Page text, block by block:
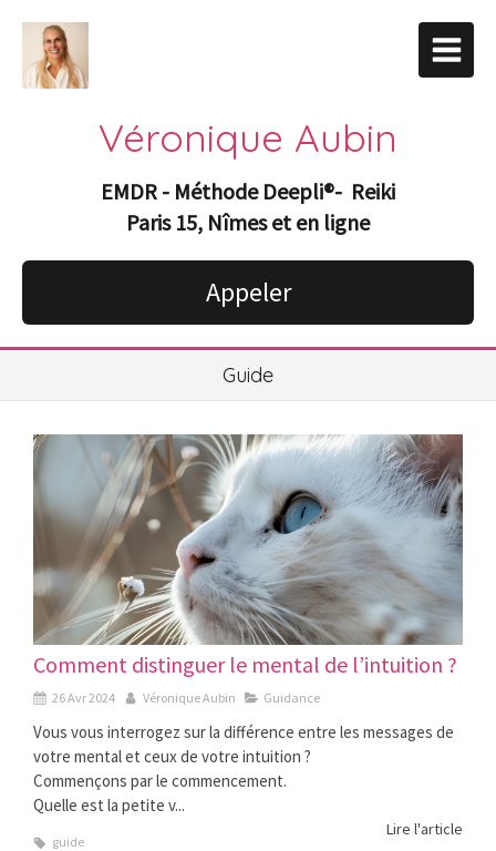
Véronique Aubin
EMDR - Méthode Deepli®- Reiki
Paris 15, Nîmes et en ligne
Appeler
Guide
Comment distinguer le mental de l’intuition ?
26 Avr 2024 Véronique Aubin Guidance
Vous vous interrogez sur la différence entre les messages de
votre mental et ceux de votre intuition ?
Commençons par le commencement.
Quelle est la petite v...
Lire l'article
guide